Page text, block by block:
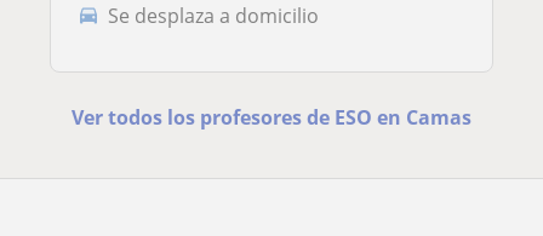
Se desplaza a domicilio
Ver todos los profesores de ESO en Camas